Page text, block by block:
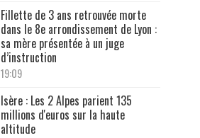
Fillette de 3 ans retrouvée morte
dans le 8e arrondissement de Lyon :
sa mère présentée à un juge
d’instruction
19:09
Isère : Les 2 Alpes parient 135
millions d'euros sur la haute
altitude